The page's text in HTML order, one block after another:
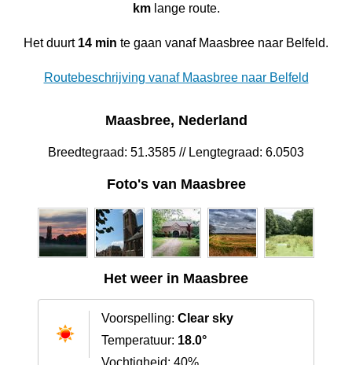
kmlange route.
Het duurt 14 min te gaan vanaf Maasbree naar Belfeld.
Routebeschrijving vanaf Maasbree naar Belfeld
Maasbree, Nederland
Breedtegraad: 51.3585 // Lengtegraad: 6.0503
Foto's van Maasbree
Het weer in Maasbree
Voorspelling: Clear sky
Temperatuur: 18.0°